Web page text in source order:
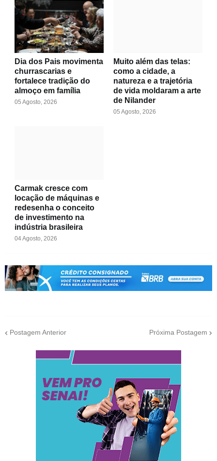
Dia dos Pais movimenta
churrascarias e
fortalece tradição do
almoço em família
05 Agosto, 2026
Muito além das telas:
como a cidade, a
natureza e a trajetória
de vida moldaram a arte
de Nilander
05 Agosto, 2026
Carmak cresce com
locação de máquinas e
redesenha o conceito
de investimento na
indústria brasileira
04 Agosto, 2026
Postagem Anterior Próxima Postagem